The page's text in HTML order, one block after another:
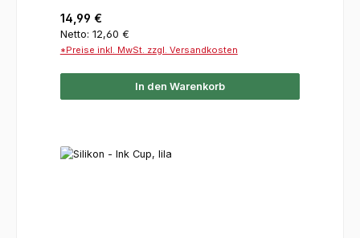
Regulärer Preis:
14,99 €
Netto: 12,60 €
*Preise inkl. MwSt. zzgl. Versandkosten
In den Warenkorb